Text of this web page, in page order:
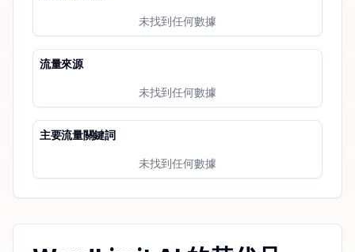
未找到任何數據
流量來源
未找到任何數據
主要流量關鍵詞
未找到任何數據